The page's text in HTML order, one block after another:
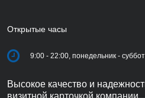
Открытые часы
9:00 - 22:00, понедельник -
Высокое качество и
визитной карточкой компании.